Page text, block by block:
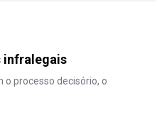
infralegais
o processo decisório, o